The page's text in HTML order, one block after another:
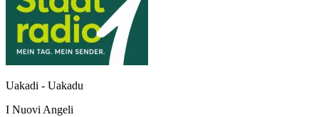
Uakadi - Uakadu
I Nuovi Angeli